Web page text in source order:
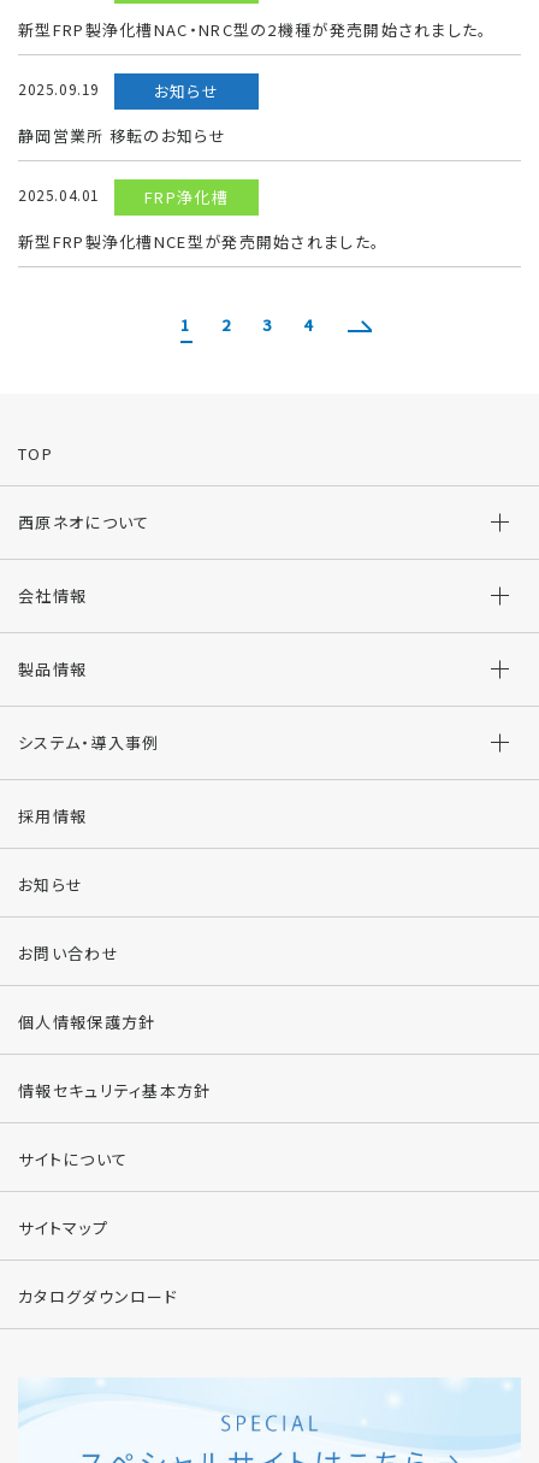
新型FRP製浄化槽NAC・NRC型の2機種が発売開始されました。
2025.09.19
お知らせ
静岡営業所 移転のお知らせ
2025.04.01
FRP浄化槽
新型FRP製浄化槽NCE型が発売開始されました。
1 2 3 4
TOP
西原ネオについて
会社情報
製品情報
システム・導入事例
採用情報
お知らせ
お問い合わせ
個人情報保護方針
情報セキュリティ基本方針
サイトについて
サイトマップ
カタログダウンロード